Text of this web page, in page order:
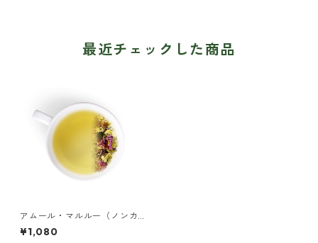
最近チェックした商品
アムール・マルルー（ノンカ
フェイン）
¥1,080